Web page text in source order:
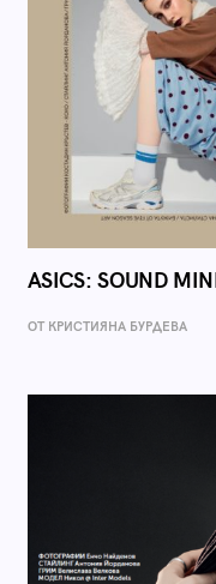
ASICS: SOUND
ОТ КРИСТИЯНА БУРДЕВА